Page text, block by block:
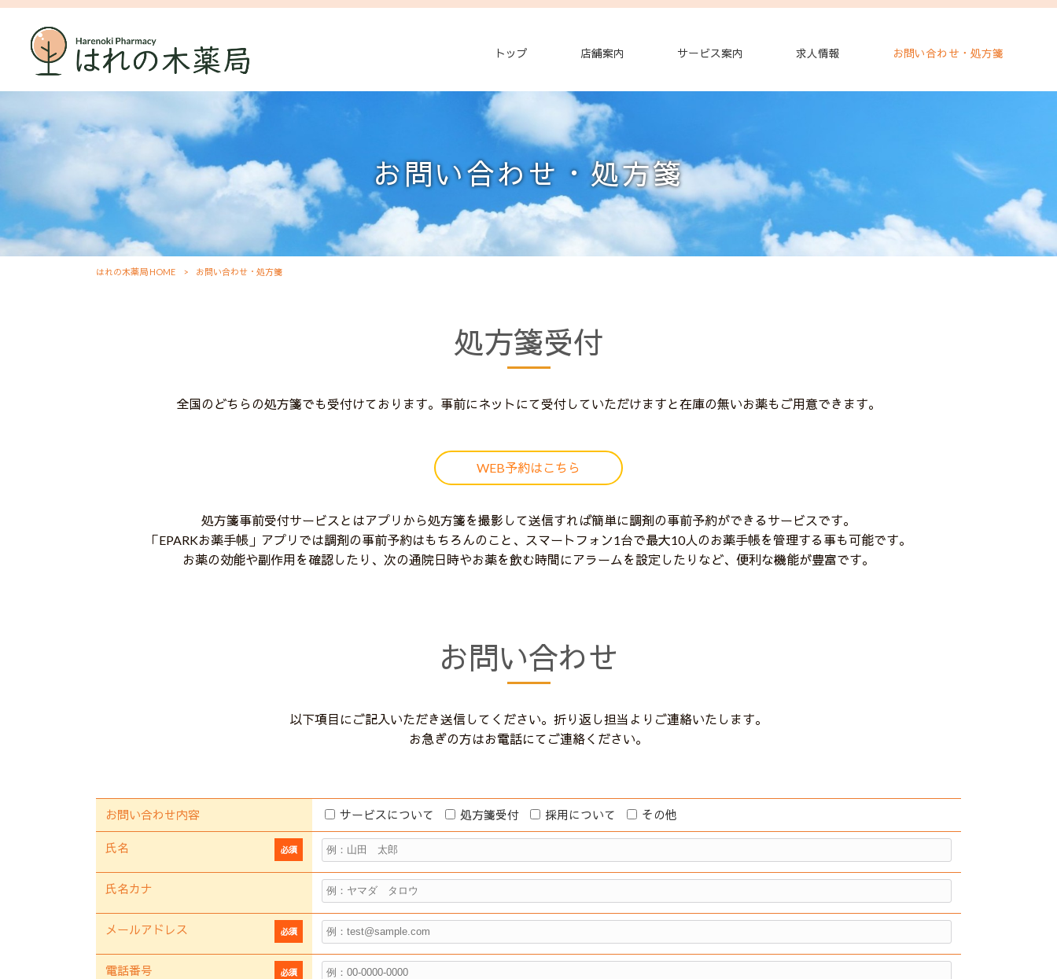
トップ 店舗案内 サービス案内 求人情報 お問い合わせ・処方箋
お問い合わせ・処方箋
はれの木薬局 HOME > お問い合わせ・処方箋
処方箋受付
全国のどちらの処方箋でも受付けております。事前にネットにて受付していただけますと在庫の無いお薬もご用意できます。
WEB予約はこちら
処方箋事前受付サービスとはアプリから処方箋を撮影して送信すれば簡単に調剤の事前予約ができるサービスです。
「EPARKお薬手帳」アプリでは調剤の事前予約はもちろんのこと、スマートフォン1台で最大10人のお薬手帳を管理する事も可能です。
お薬の効能や副作用を確認したり、次の通院日時やお薬を飲む時間にアラームを設定したりなど、便利な機能が豊富です。
お問い合わせ
以下項目にご記入いただき送信してください。折り返し担当よりご連絡いたします。
お急ぎの方はお電話にてご連絡ください。
お問い合わせ内容 サービスについて 処方箋受付 採用について その他
氏名 必須
氏名カナ
メールアドレス 必須
電話番号 必須